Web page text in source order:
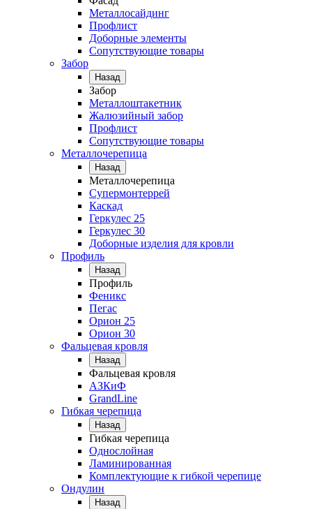
Металлосайдинг
Профлист
Доборные элементы
Сопутствующие товары
Забор
Назад
Забор
Металлоштакетник
Жалюзийный забор
Профлист
Сопутствующие товары
Металлочерепица
Назад
Металлочерепица
Супермонтеррей
Каскад
Геркулес 25
Геркулес 30
Доборные изделия для кровли
Профиль
Назад
Профиль
Феникс
Пегас
Орион 25
Орион 30
Фальцевая кровля
Назад
Фальцевая кровля
АЗКиФ
GrandLine
Гибкая черепица
Назад
Гибкая черепица
Однослойная
Ламинированная
Комплектующие к гибкой черепице
Ондулин
Назад